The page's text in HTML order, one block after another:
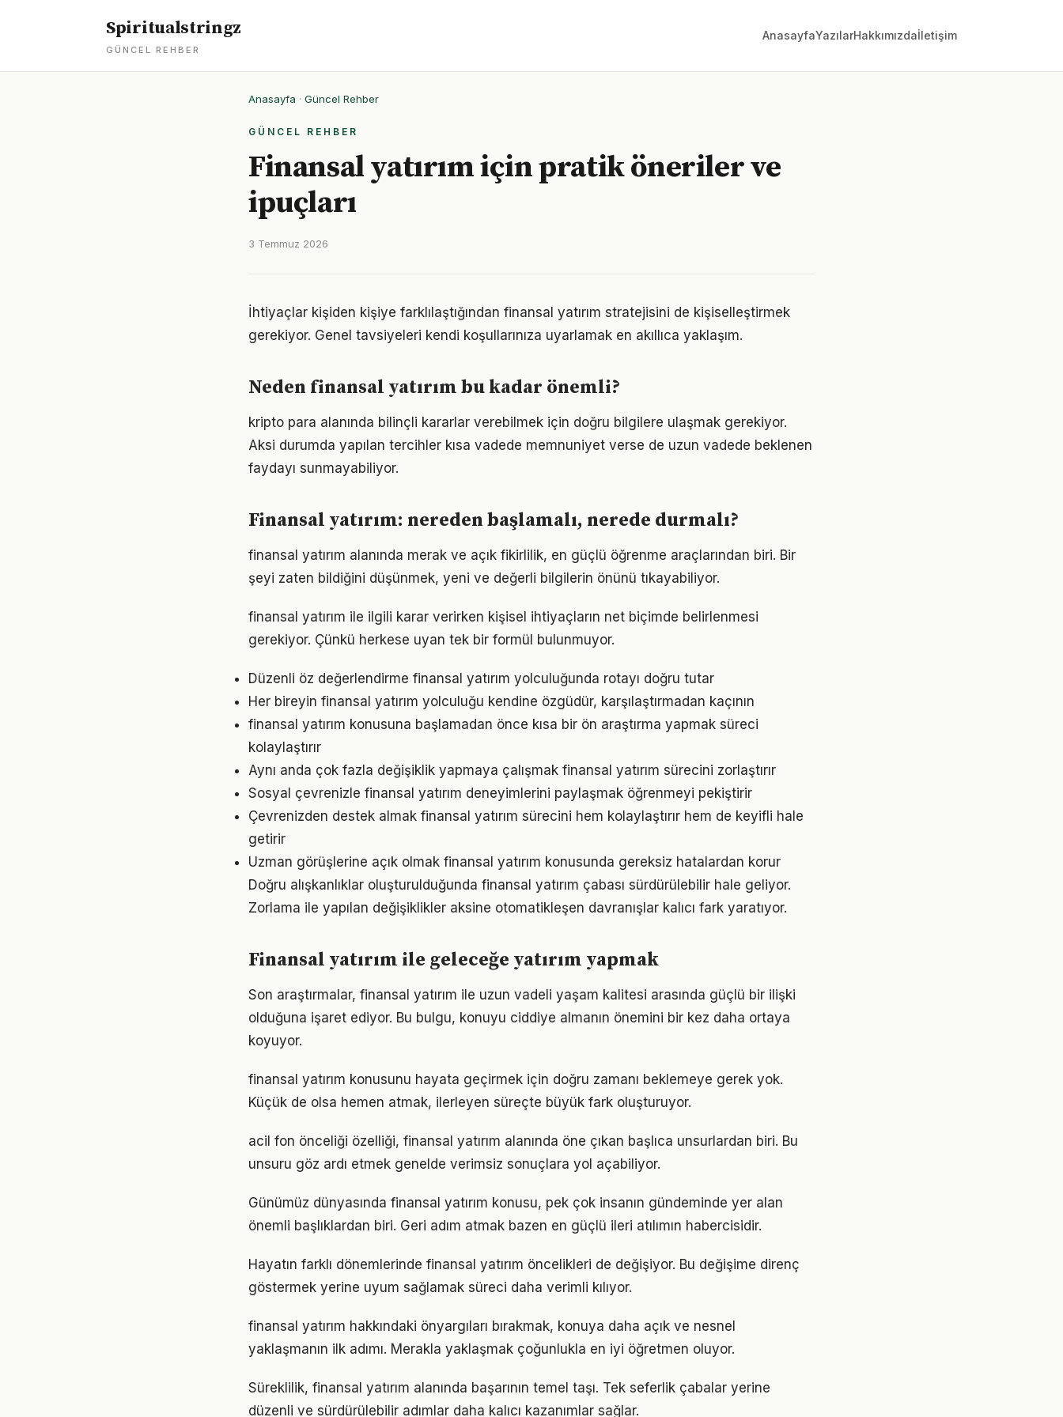
Spiritualstringz
GÜNCEL REHBER
AnasayfaYazılarHakkımızdaİletişim
Anasayfa · Güncel Rehber
GÜNCEL REHBER
Finansal yatırım için pratik öneriler ve
ipuçları
3 Temmuz 2026
İhtiyaçlar kişiden kişiye farklılaştığından finansal yatırım stratejisini de kişiselleştirmek
gerekiyor. Genel tavsiyeleri kendi koşullarınıza uyarlamak en akıllıca yaklaşım.
Neden finansal yatırım bu kadar önemli?
kripto para alanında bilinçli kararlar verebilmek için doğru bilgilere ulaşmak gerekiyor.
Aksi durumda yapılan tercihler kısa vadede memnuniyet verse de uzun vadede beklenen
faydayı sunmayabiliyor.
Finansal yatırım: nereden başlamalı, nerede durmalı?
finansal yatırım alanında merak ve açık fikirlilik, en güçlü öğrenme araçlarından biri. Bir
şeyi zaten bildiğini düşünmek, yeni ve değerli bilgilerin önünü tıkayabiliyor.
finansal yatırım ile ilgili karar verirken kişisel ihtiyaçların net biçimde belirlenmesi
gerekiyor. Çünkü herkese uyan tek bir formül bulunmuyor.
Düzenli öz değerlendirme finansal yatırım yolculuğunda rotayı doğru tutar
Her bireyin finansal yatırım yolculuğu kendine özgüdür, karşılaştırmadan kaçının
finansal yatırım konusuna başlamadan önce kısa bir ön araştırma yapmak süreci
kolaylaştırır
Aynı anda çok fazla değişiklik yapmaya çalışmak finansal yatırım sürecini zorlaştırır
Sosyal çevrenizle finansal yatırım deneyimlerini paylaşmak öğrenmeyi pekiştirir
Çevrenizden destek almak finansal yatırım sürecini hem kolaylaştırır hem de keyifli hale
getirir
Uzman görüşlerine açık olmak finansal yatırım konusunda gereksiz hatalardan korur
Doğru alışkanlıklar oluşturulduğunda finansal yatırım çabası sürdürülebilir hale geliyor.
Zorlama ile yapılan değişiklikler aksine otomatikleşen davranışlar kalıcı fark yaratıyor.
Finansal yatırım ile geleceğe yatırım yapmak
Son araştırmalar, finansal yatırım ile uzun vadeli yaşam kalitesi arasında güçlü bir ilişki
olduğuna işaret ediyor. Bu bulgu, konuyu ciddiye almanın önemini bir kez daha ortaya
koyuyor.
finansal yatırım konusunu hayata geçirmek için doğru zamanı beklemeye gerek yok.
Küçük de olsa hemen atmak, ilerleyen süreçte büyük fark oluşturuyor.
acil fon önceliği özelliği, finansal yatırım alanında öne çıkan başlıca unsurlardan biri. Bu
unsuru göz ardı etmek genelde verimsiz sonuçlara yol açabiliyor.
Günümüz dünyasında finansal yatırım konusu, pek çok insanın gündeminde yer alan
önemli başlıklardan biri. Geri adım atmak bazen en güçlü ileri atılımın habercisidir.
Hayatın farklı dönemlerinde finansal yatırım öncelikleri de değişiyor. Bu değişime direnç
göstermek yerine uyum sağlamak süreci daha verimli kılıyor.
finansal yatırım hakkındaki önyargıları bırakmak, konuya daha açık ve nesnel
yaklaşmanın ilk adımı. Merakla yaklaşmak çoğunlukla en iyi öğretmen oluyor.
Süreklilik, finansal yatırım alanında başarının temel taşı. Tek seferlik çabalar yerine
düzenli ve sürdürülebilir adımlar daha kalıcı kazanımlar sağlar.